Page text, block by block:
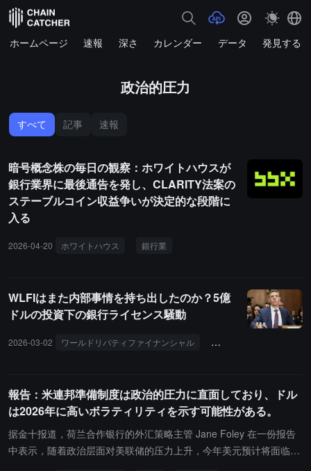
ホームページ 速報 深さ カレンダー データ 発見する
政治的圧力
すべて 記事 速報
暗号概念株の毎日の観察：ホワイトハウスが
銀行業界に最後通告を発し、CLARITY法案の
ステーブルコイン収益争いが決定的な段階に
入る
2026-04-20 ホワイトハウス 銀行業
WLFIはまた内部事情を持ち出したのか？5億
ドルの投資下の銀行ライセンス騒動
2026-03-02 ワールドリバティファイナンシャル トランプ
報告：米連邦準備制度は政治的圧力に直面しており、ドル
は2026年に高いボラティリティを示す可能性がある。
据金十报道，荷兰合作银行的外汇策略主管 Jane Foley 在一份报告
中表示，随着政治层面对美联储的压力上升，今年美元预计将面临更